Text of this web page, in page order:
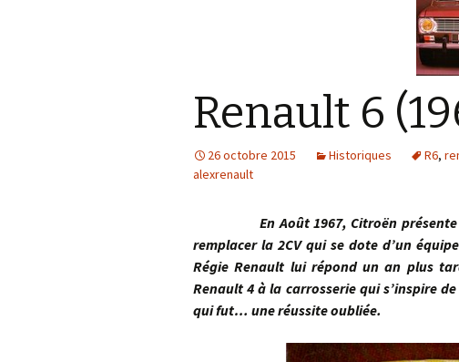
Renault 6
26 octobre 2015 Historiques R6,
alexrenault
En Août 1967, Citroën présente la
remplacer la 2CV qui se dote d’un
Régie Renault lui répond un an plus
Renault 4 à la carrosserie qui s’inspire
qui fut… une réussite oubliée.